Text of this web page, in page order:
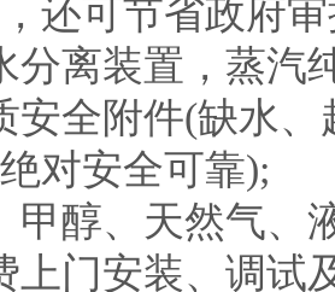
还可节省政府
分离装置，蒸汽
安全附件(缺水
对安全可靠);
甲醇、天然气、
上门安装、调试